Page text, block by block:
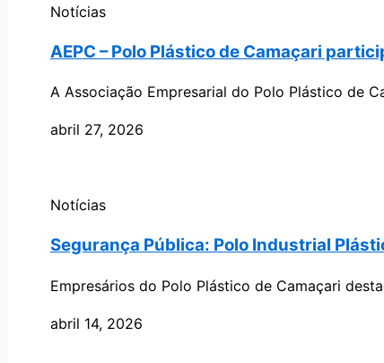
Notícias
AEPC – Polo Plástico de Camaçari
A Associação Empresarial do Polo Plástico de
abril 27, 2026
Notícias
Segurança Pública: Polo Industrial
Empresários do Polo Plástico de Camaçari
abril 14, 2026